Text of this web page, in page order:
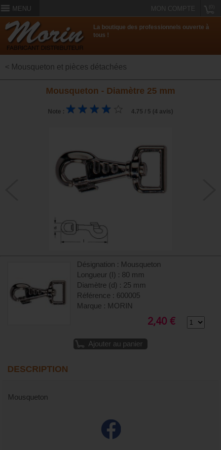
MENU MON COMPTE
La boutique des professionnels ouverte à
tous !
< Mousqueton et pièces détachées
Mousqueton - Diamètre 25 mm
Note : 4.75 / 5 (4 avis)
Désignation : Mousqueton
Longueur (I) : 80 mm
Diamètre (d) : 25 mm
Référence : 600005
Marque : MORIN
2,40 €
Ajouter au panier
DESCRIPTION
Mousqueton